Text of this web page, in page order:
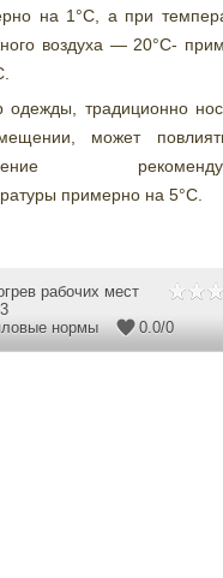
на 1°С, а при
воздуха — 20°С-
одежды, традиционно
может
примерно на 5°С.
рабочих мест
нормы
0.0/0